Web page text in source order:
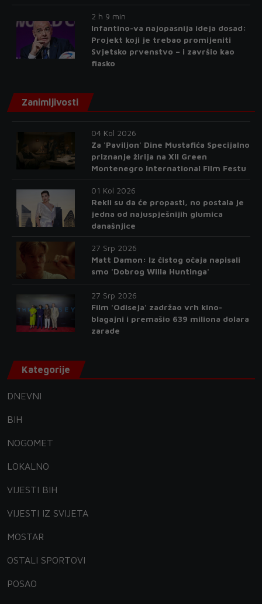
2 h 9 min
Infantino-va najopasnija ideja dosad:
Projekt koji je trebao promijeniti
Svjetsko prvenstvo – i završio kao
fiasko
Zanimljivosti
04 Kol 2026
Za 'Paviljon' Dine Mustafića Specijalno
priznanje žirija na XII Green
Montenegro International Film Festu
01 Kol 2026
Rekli su da će propasti, no postala je
jedna od najuspješnijih glumica
današnjice
27 Srp 2026
Matt Damon: Iz čistog očaja napisali
smo 'Dobrog Willa Huntinga'
27 Srp 2026
Film 'Odiseja' zadržao vrh kino-
blagajni i premašio 639 miliona dolara
zarade
Kategorije
DNEVNI
BIH
NOGOMET
LOKALNO
VIJESTI BIH
VIJESTI IZ SVIJETA
MOSTAR
OSTALI SPORTOVI
POSAO